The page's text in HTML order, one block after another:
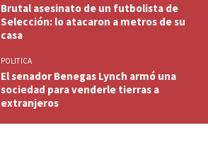
Brutal asesinato de un futbolista de
Selección: lo atacaron a metros de su
casa
POLITICA
El senador Benegas Lynch armó una
sociedad para venderle tierras a
extranjeros